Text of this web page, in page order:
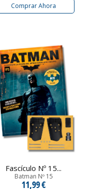
Comprar Ahora
Fascículo Nº 15...
Batman Nº 15
11,99 €